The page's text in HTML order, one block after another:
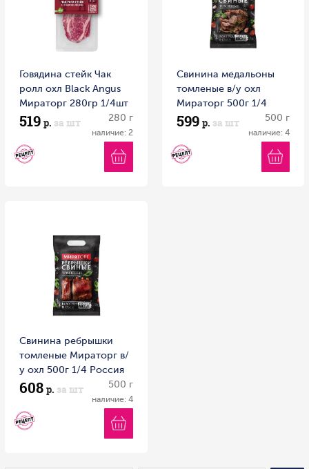
Говядина стейк Чак
ролл охл Black Angus
Мираторг 280гр 1/4шт
Россия
519 р. за шт 280 г
наличие: 2
Свинина медальоны
томленые в/у охл
Мираторг 500г 1/4
Россия
599 р. за шт 500 г
наличие: 4
Свинина ребрышки
томленые Мираторг в/
у охл 500г 1/4 Россия
608 р. за шт 500 г
наличие: 4